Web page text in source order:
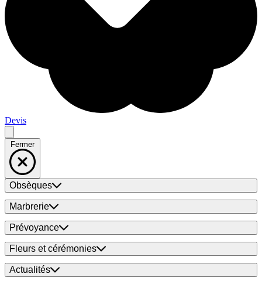
Devis
Fermer
Obsèques
Marbrerie
Prévoyance
Fleurs et cérémonies
Actualités